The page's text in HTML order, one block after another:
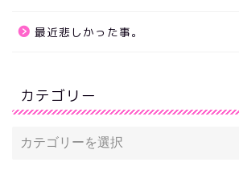
最近悲しかった事。
カテゴリー